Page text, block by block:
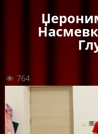
764